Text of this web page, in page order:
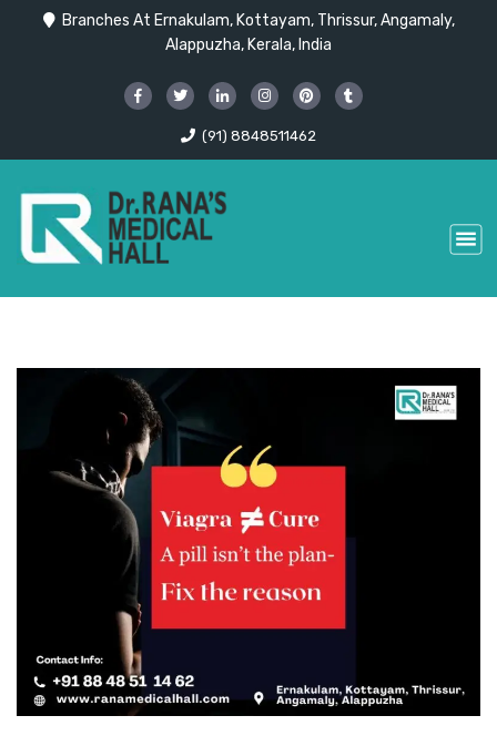
Branches At Ernakulam, Kottayam, Thrissur, Angamaly,
Alappuzha, Kerala, India
(91) 8848511462